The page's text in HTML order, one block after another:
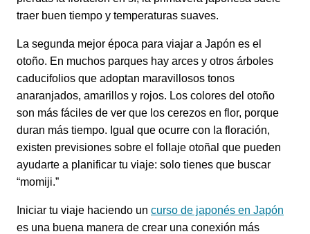
traer buen tiempo y temperaturas suaves.
La segunda mejor época para viajar a Japón es el
otoño. En muchos parques hay arces y otros árboles
caducifolios que adoptan maravillosos tonos
anaranjados, amarillos y rojos. Los colores del otoño
son más fáciles de ver que los cerezos en flor, porque
duran más tiempo. Igual que ocurre con la floración,
existen previsiones sobre el follaje otoñal que pueden
ayudarte a planificar tu viaje: solo tienes que buscar
“momiji.”
Iniciar tu viaje haciendo un curso de japonés en Japón
es una buena manera de crear una conexión más